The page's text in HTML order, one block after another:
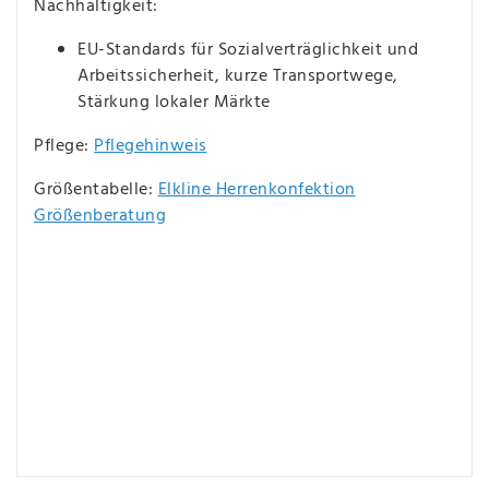
Nachhaltigkeit:
EU-Standards für Sozialverträglichkeit und
Arbeitssicherheit, kurze Transportwege,
Stärkung lokaler Märkte
Pflege: Pflegehinweis
Größentabelle:Elkline Herrenkonfektion
Größenberatung